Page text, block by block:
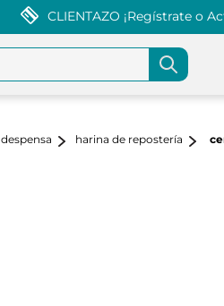
CLIENTAZO ¡Regístrate o
despensa harina de repostería